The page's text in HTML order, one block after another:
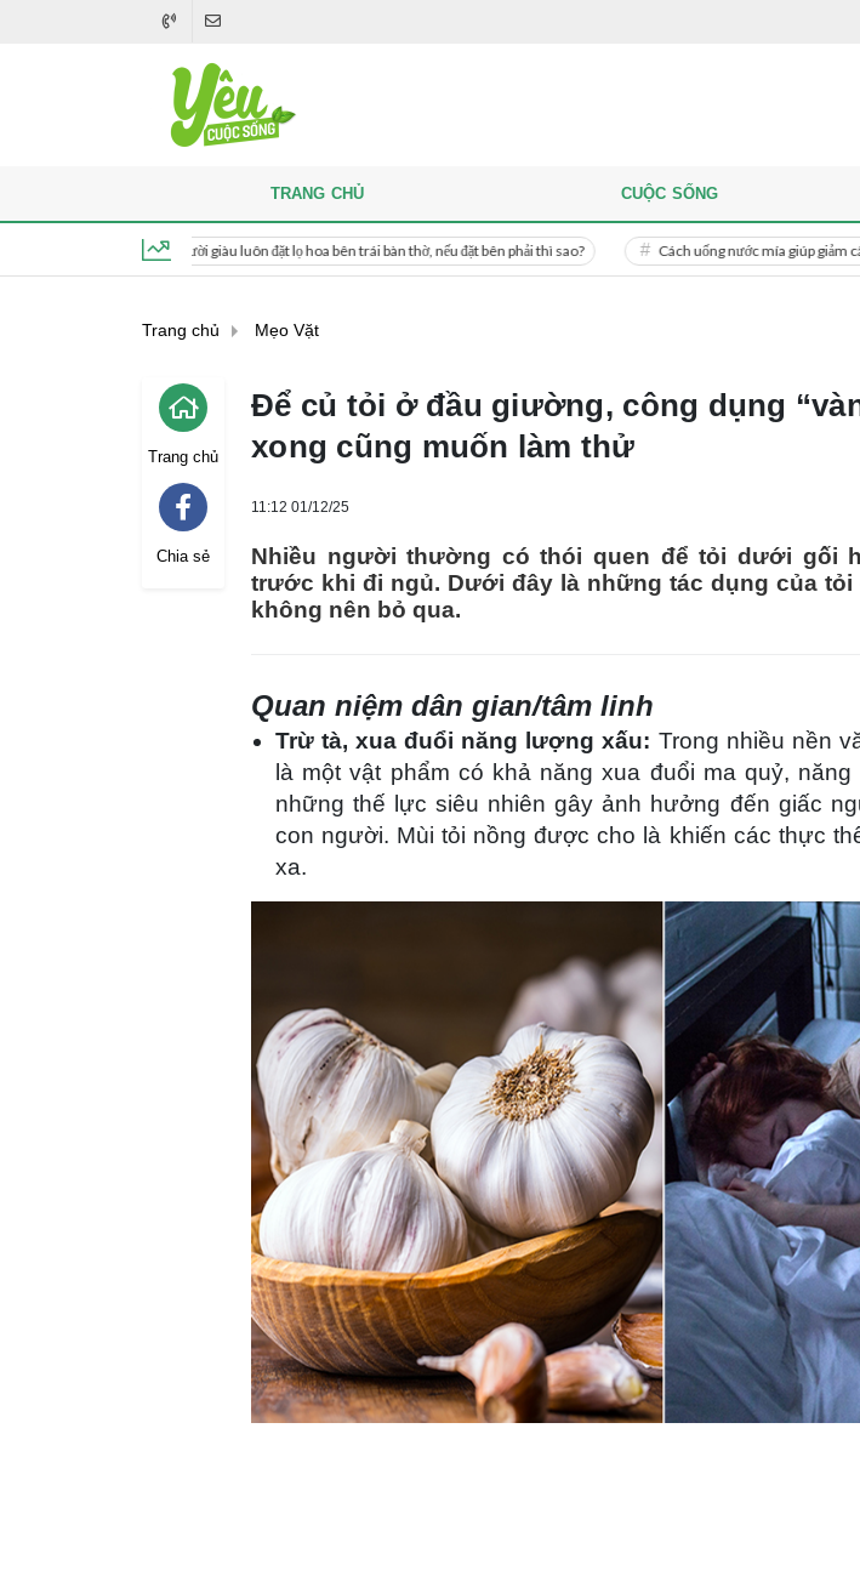
hương, người giàu luôn đặt lọ hoa bên trái bàn thờ, nếu đặt bên phải thì sao? Cách uống nước mía giúp giảm cân cấp tốc, eo
TRANG CHỦ CUỘC SỐNG
Trang chủ Mẹo Vặt
Trang chủ
Chia sẻ
Để củ tỏi ở đầu giường, công dụng
xong cũng muốn làm thử
11:12 01/12/25
Nhiều người thường có thói quen để tỏi dưới gối
trước khi đi ngủ. Dưới đây là những tác dụng của
không nên bỏ qua.
Quan niệm dân gian/tâm linh
Trừ tà, xua đuổi năng lượng xấu: Trong nhiều nền
là một vật phẩm có khả năng xua đuổi ma quỷ,
những thế lực siêu nhiên gây ảnh hưởng đến giấc
con người. Mùi tỏi nồng được cho là khiến các thực
xa.